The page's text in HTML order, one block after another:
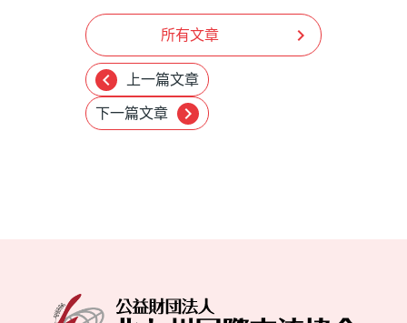
chevron_left 上一篇文章
所有文章 chevron_right
下一篇文章 chevron_right